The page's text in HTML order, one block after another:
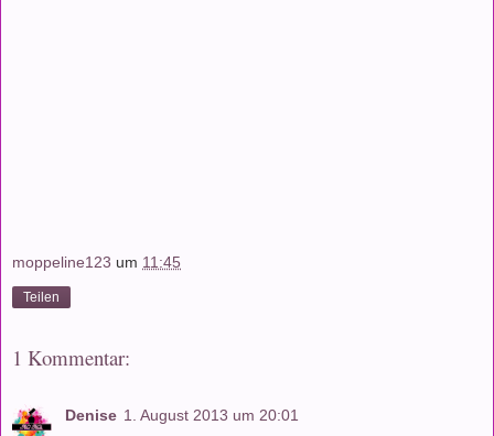
moppeline123 um 11:45
Teilen
1 Kommentar:
Denise 1. August 2013 um 20:01